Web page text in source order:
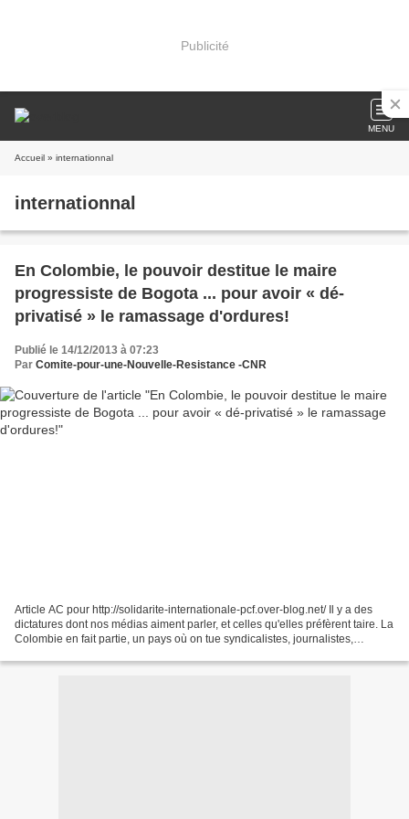
Publicité
MENU
Accueil » internationnal
internationnal
En Colombie, le pouvoir destitue le maire
progressiste de Bogota ... pour avoir « dé-
privatisé » le ramassage d'ordures!
Publié le 14/12/2013 à 07:23
Par Comite-pour-une-Nouvelle-Resistance -CNR
Article AC pour http://solidarite-internationale-pcf.over-blog.net/ Il y a des
dictatures dont nos médias aiment parler, et celles qu'elles préfèrent taire. La
Colombie en fait partie, un pays où on tue syndicalistes, journalistes,